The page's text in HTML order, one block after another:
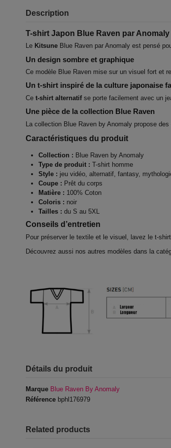
Description
T-shirt Japon Blue Raven par Anomaly
Le Kitsune Blue Raven par Anomaly est pensé
Un design sombre et graphique
Ce modèle Blue Raven mise sur un visuel fort et
Un t-shirt inspiré de la culture japonaise
Ce t-shirt alternatifse porte facilement avec un
Une pièce de la collection Blue Raven
La collection Blue Raven by Anomaly propose
Caractéristiques du produit
Collection : Blue Raven by Anomaly
Type de produit : T-shirt homme
Style : jeu vidéo, alternatif, fantasy,
Coupe : Prêt du corps
Matière : 100% Coton
Coloris : noir
Tailles : du S au 5XL
Conseils d’entretien
Pour préserver le textile et le visuel, lavez le t-
Découvrez aussi nos autres modèles dans la
Détails du produit
Marque Blue Raven By Anomaly
Référence bphl176979
Related products